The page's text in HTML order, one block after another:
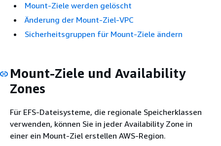
Mount-Ziele werden gelöscht
Änderung der Mount-Ziel-VPC
Sicherheitsgruppen für Mount-Ziele ändern
Mount-Ziele und Availability
Zones
Für EFS-Dateisysteme, die regionale Speicherklassen
verwenden, können Sie in jeder Availability Zone in
einer ein Mount-Ziel erstellen AWS-Region.